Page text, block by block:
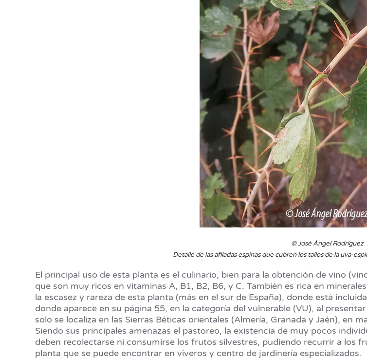
© José Ángel Rodríguez
Detalle de las afiladas espinas que cubren los tallos de la uva-
El principal uso de esta planta es el culinario, bien para la obtención de vino
que son muy ricos en vitaminas A, B1, B2, B6, y C. También es rica en
la escasez y rareza de esta planta (más en el sur de España), donde está
donde aparece en su página 55, en la categoría del vulnerable (VU), al
solo se localiza en las Sierras Béticas orientales (Almería, Granada y Jaén), en
Siendo sus principales amenazas el pastoreo, la existencia de muy pocos
deben recolectarse ni consumirse los frutos silvestres, pudiendo recurrir a los
planta que se puede encontrar en viveros y centro de jardinería especializados.